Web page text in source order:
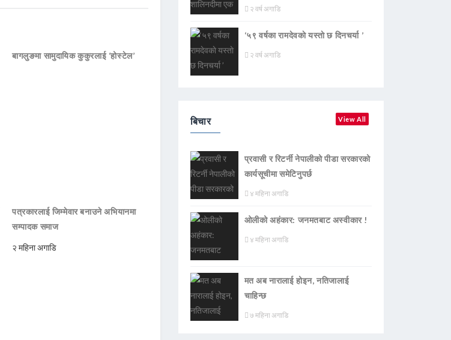
बागलुङमा सामुदायिक कुकुरलाई ‘होस्टेल’
पत्रकारलाई जिम्मेवार बनाउने अभियानमा
सम्पादक समाज
२ महिना अगाडि
२ वर्ष अगाडि
‘५९ वर्षका रामदेवकाे यस्ताे छ दिनचर्या ’
२ वर्ष अगाडि
बिचार View All
प्रवासी र रिटर्नी नेपालीको पीडा सरकारको
कार्यसूचीमा समेटिनुपर्छ
४ महिना अगाडि
ओलीको अहंकार: जनमतबाट अस्वीकार !
४ महिना अगाडि
मत अब नारालाई होइन, नतिजालाई
चाहिन्छ
७ महिना अगाडि